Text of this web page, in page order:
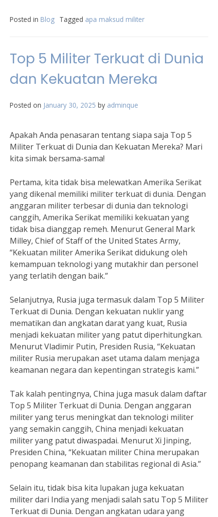
Posted in Blog Tagged apa maksud militer
Top 5 Militer Terkuat di Dunia
dan Kekuatan Mereka
Posted on January 30, 2025 by adminque
Apakah Anda penasaran tentang siapa saja Top 5
Militer Terkuat di Dunia dan Kekuatan Mereka? Mari
kita simak bersama-sama!
Pertama, kita tidak bisa melewatkan Amerika Serikat
yang dikenal memiliki militer terkuat di dunia. Dengan
anggaran militer terbesar di dunia dan teknologi
canggih, Amerika Serikat memiliki kekuatan yang
tidak bisa dianggap remeh. Menurut General Mark
Milley, Chief of Staff of the United States Army,
“Kekuatan militer Amerika Serikat didukung oleh
kemampuan teknologi yang mutakhir dan personel
yang terlatih dengan baik.”
Selanjutnya, Rusia juga termasuk dalam Top 5 Militer
Terkuat di Dunia. Dengan kekuatan nuklir yang
mematikan dan angkatan darat yang kuat, Rusia
menjadi kekuatan militer yang patut diperhitungkan.
Menurut Vladimir Putin, Presiden Rusia, “Kekuatan
militer Rusia merupakan aset utama dalam menjaga
keamanan negara dan kepentingan strategis kami.”
Tak kalah pentingnya, China juga masuk dalam daftar
Top 5 Militer Terkuat di Dunia. Dengan anggaran
militer yang terus meningkat dan teknologi militer
yang semakin canggih, China menjadi kekuatan
militer yang patut diwaspadai. Menurut Xi Jinping,
Presiden China, “Kekuatan militer China merupakan
penopang keamanan dan stabilitas regional di Asia.”
Selain itu, tidak bisa kita lupakan juga kekuatan
militer dari India yang menjadi salah satu Top 5 Militer
Terkuat di Dunia. Dengan angkatan udara yang